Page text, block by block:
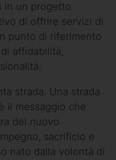
in un progetto
di offrire servizi di
punto di riferimento
affidabilità,
strada. Una strada
il messaggio che
del nuovo
sacrificio e
nato dalla volontà di